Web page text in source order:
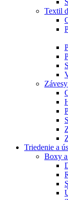
Textil
Triedenie a
Boxy